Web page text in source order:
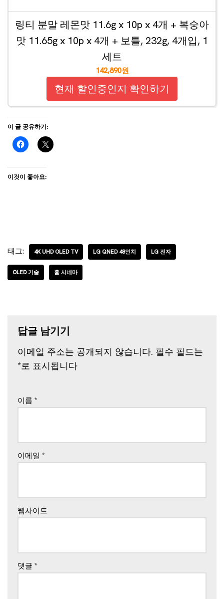
링티 분말 레몬맛 11.6g x 10p x 4개 + 복숭아
맛 11.65g x 10p x 4개 + 보틀, 232g, 4개입, 1
세트
142,890원
현재 할인중인지 확인하기
이 글 공유하기:
이것이 좋아요:
태그: 4K UHD OLED TV LG QNED 48인치 LG 전자
OLED 기술 홈 시네마
답글 남기기
이메일 주소는 공개되지 않습니다. 필수 필드는
*로 표시됩니다
이름 *
이메일 *
웹사이트
댓글 *